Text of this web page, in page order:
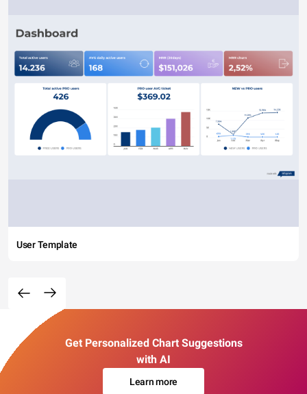
User Template
Get Personalized Chart Suggestions
with AI
Learn more